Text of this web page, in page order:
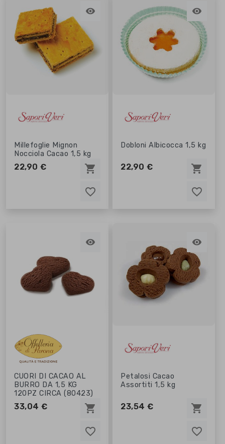

favorite_border
favorite_border
Millefoglie Mignon
Nocciola Cacao 1,5 kg
22,90 € shopping_cart

favorite_border
favorite_border
Dobloni Albicocca 1,5 kg
22,90 € shopping_cart

favorite_border
favorite_border
CUORI DI CACAO AL
BURRO DA 1,5 KG
120PZ CIRCA (80423)
33,04 € shopping_cart

favorite_border
favorite_border
Petalosi Cacao
Assortiti 1,5 kg
23,54 € shopping_cart